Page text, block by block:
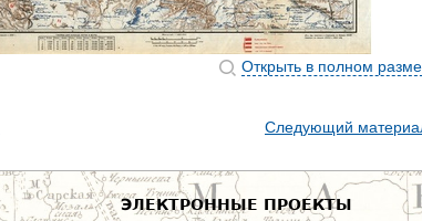
Открыть в полном
Следующий
ЭЛЕКТРОННЫЕ ПРОЕКТЫ